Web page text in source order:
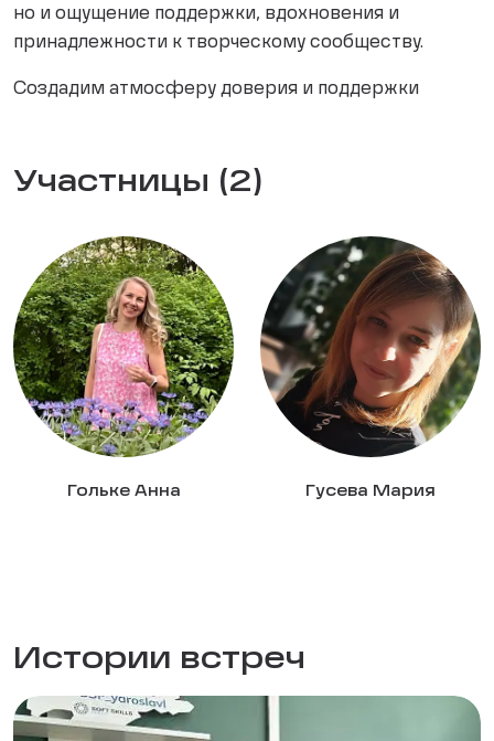
но и ощущение поддержки, вдохновения и
принадлежности к творческому сообществу.
Создадим атмосферу доверия и поддержки
Участницы (2)
Гольке Анна Гусева Мария
Истории встреч